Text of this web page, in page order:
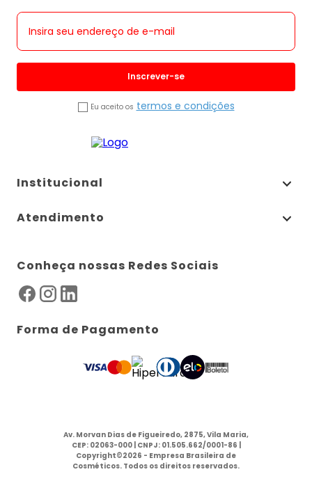
Inscrever-se
Eu aceito os termos e condições
Institucional
Atendimento
Conheça nossas Redes Sociais
Forma de Pagamento
Av. Morvan Dias de Figueiredo, 2875, Vila Maria,
CEP: 02063-000 | CNPJ: 01.505.662/0001-86 |
Copyright©2026 - Empresa Brasileira de
Cosméticos. Todos os direitos reservados.